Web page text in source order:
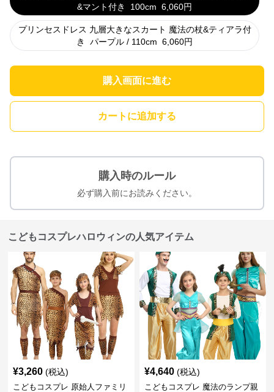
&マント付き
100cm 6,060円
プリンセスドレス 九層大きなスカート 魔法の杖&ティアラ付
き
パープル / 110cm 6,060円
購入画面に進む
カートに追加する
購入時のルール
必ず購入前にお読みください。
こどもコスプレハロウィンの人気アイテム
¥3,260 (税込)
こどもコスプレ 原始人ファミリ
¥4,640 (税込)
こどもコスプレ 魔法のランプ親